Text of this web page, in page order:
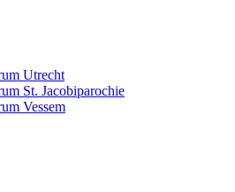
Utrecht
St. Jacobiparochie
Vessem